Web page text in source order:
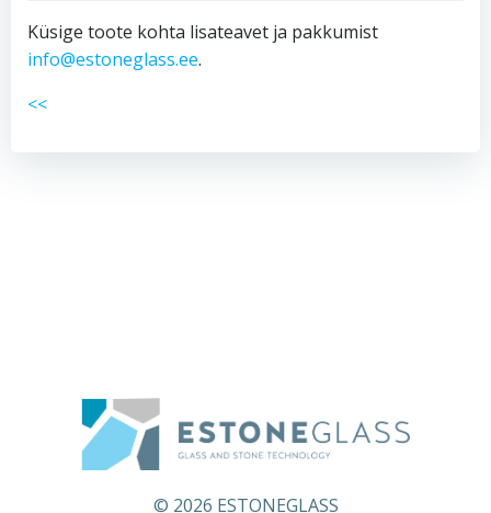
Küsige toote kohta lisateavet ja pakkumist
info@estoneglass.ee.
<<
© 2026 ESTONEGLASS